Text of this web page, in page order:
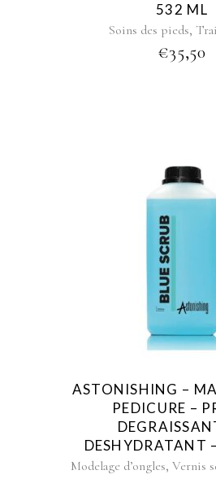
532 ML
Soins des pieds,
€35,50
ASTONISHING –
PEDICURE –
DESHYDRATANT
Modelage d’ongles, Vernis